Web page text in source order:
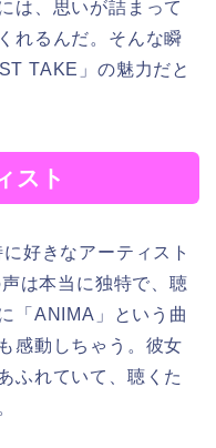
は、思いが詰まって
れるんだ。そんな瞬
TAKE」の魅力だと
スト
好きなアーティスト
は本当に独特で、聴
「ANIMA」という曲
感動しちゃう。彼女
ふれていて、聴くた